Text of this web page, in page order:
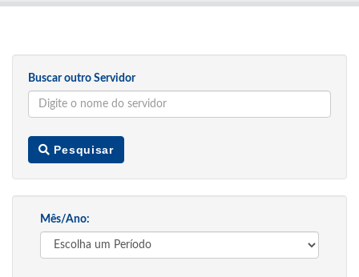
Buscar outro Servidor
Pesquisar
Mês/Ano: